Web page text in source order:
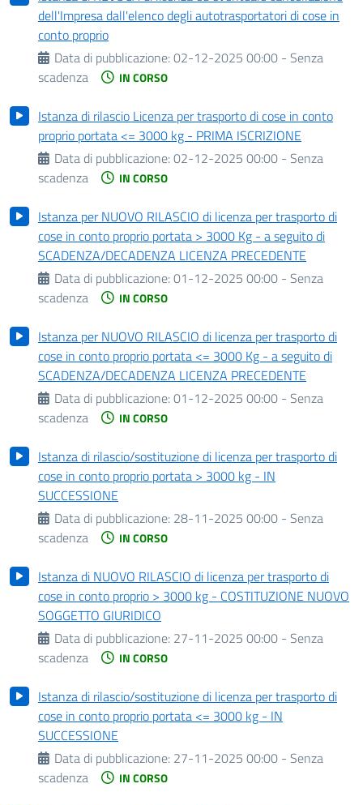
dell'Impresa dall'elenco degli autotrasportatori di cose in
conto proprio
Data di pubblicazione:02-12-2025 00:00 - Senza
scadenza
IN CORSO
Istanza di rilascio Licenza per trasporto di cose in conto
proprio portata <= 3000 kg - PRIMA ISCRIZIONE
Data di pubblicazione:02-12-2025 00:00 - Senza
scadenza
IN CORSO
Istanza per NUOVO RILASCIO di licenza per trasporto di
cose in conto proprio portata > 3000 Kg - a seguito di
SCADENZA/DECADENZA LICENZA PRECEDENTE
Data di pubblicazione:01-12-2025 00:00 - Senza
scadenza
IN CORSO
Istanza per NUOVO RILASCIO di licenza per trasporto di
cose in conto proprio portata <= 3000 Kg - a seguito di
SCADENZA/DECADENZA LICENZA PRECEDENTE
Data di pubblicazione:01-12-2025 00:00 - Senza
scadenza
IN CORSO
Istanza di rilascio/sostituzione di licenza per trasporto di
cose in conto proprio portata > 3000 kg - IN
SUCCESSIONE
Data di pubblicazione: 28-11-2025 00:00 - Senza
scadenza
IN CORSO
Istanza di NUOVO RILASCIO di licenza per trasporto di
cose in conto proprio > 3000 kg - COSTITUZIONE NUOVO
SOGGETTO GIURIDICO
Data di pubblicazione: 27-11-2025 00:00 - Senza
scadenza
IN CORSO
Istanza di rilascio/sostituzione di licenza per trasporto di
cose in conto proprio portata <= 3000 kg - IN
SUCCESSIONE
Data di pubblicazione: 27-11-2025 00:00 - Senza
scadenza
IN CORSO